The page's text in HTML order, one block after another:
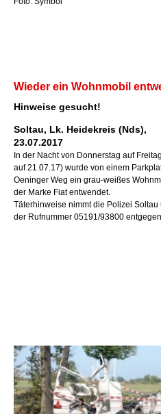
Wieder ein Wohnmobil
Hinweise gesucht!
Soltau, Lk. Heidekreis (Nds),
23.07.2017
In der Nacht von Donnerstag auf
auf 21.07.17) wurde von einem
Oeninger Weg ein grau-weißes
der Marke Fiat entwendet.
Täterhinweise nimmt die Polizei Soltau
der Rufnummer 05191/93800